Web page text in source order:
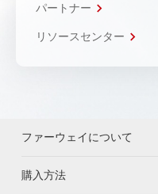
パートナー
リソースセンター
ファーウェイについて
購入方法